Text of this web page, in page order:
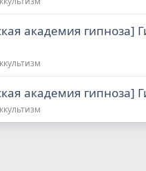
академия гипноза]
академия гипноза]
почта